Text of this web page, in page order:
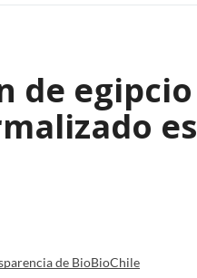
de
de BioBioChile